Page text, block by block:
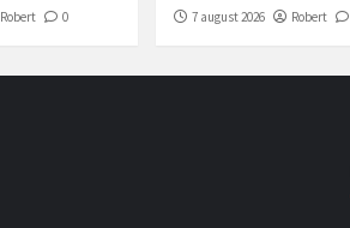
Robert 0 7 august 2026 Robert